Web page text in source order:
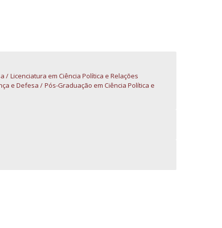
Licenciatura em Ciência Política e Relações
e Defesa
Pós-Graduação em Ciência Política e